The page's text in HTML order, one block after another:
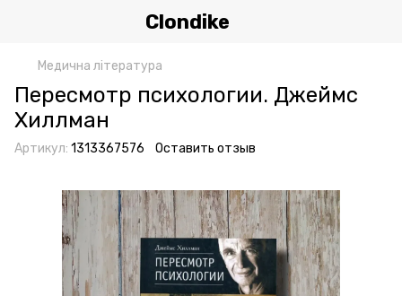
Clondike
Медична література
Пересмотр психологии. Джеймс
Хиллман
Артикул: 1313367576 Оставить отзыв